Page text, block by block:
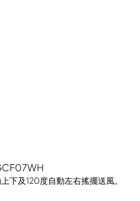
下及120度自動左右搖擺送風。